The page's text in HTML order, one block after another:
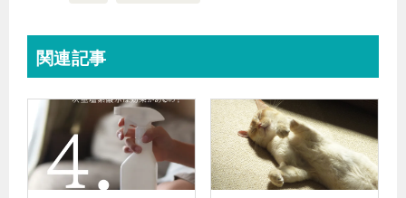
関連記事